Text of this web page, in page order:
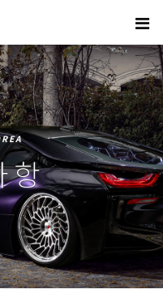
항